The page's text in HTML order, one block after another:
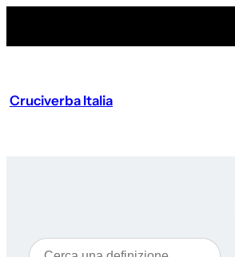
Cruciverba Italia
Cerca